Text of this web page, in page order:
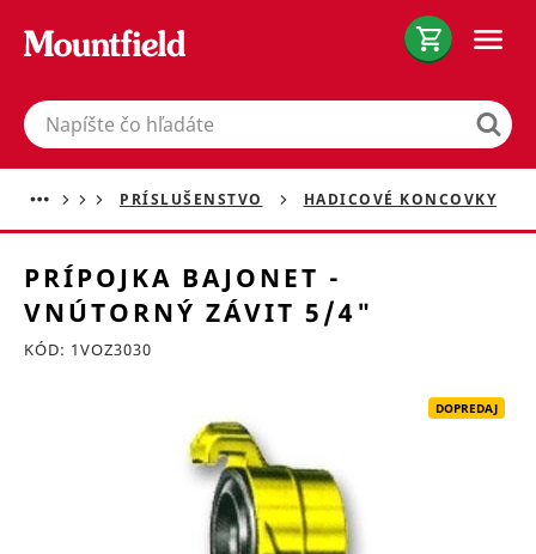
Hľadať
PRÍSLUŠENSTVO HADICOVÉ KONCOVKY
PRÍPOJKA BAJONET -
VNÚTORNÝ ZÁVIT 5/4"
KÓD: 1VOZ3030
DOPREDAJ